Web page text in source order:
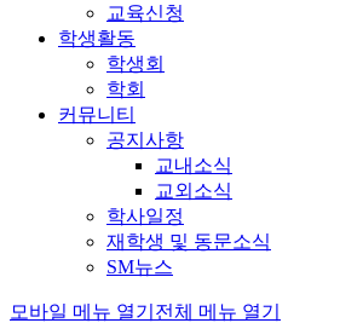
교육신청
학생활동
학생회
학회
커뮤니티
공지사항
교내소식
교외소식
학사일정
재학생 및 동문소식
SM뉴스
모바일 메뉴 열기 전체 메뉴 열기